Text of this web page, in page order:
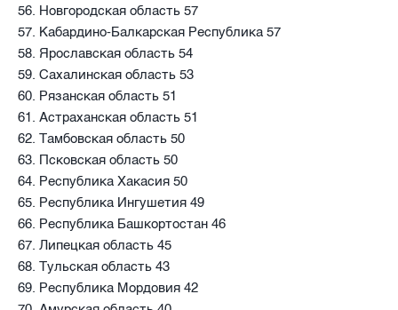
56. Новгородская область 57
57. Кабардино-Балкарская Республика 57
58. Ярославская область 54
59. Сахалинская область 53
60. Рязанская область 51
61. Астраханская область 51
62. Тамбовская область 50
63. Псковская область 50
64. Республика Хакасия 50
65. Республика Ингушетия 49
66. Республика Башкортостан 46
67. Липецкая область 45
68. Тульская область 43
69. Республика Мордовия 42